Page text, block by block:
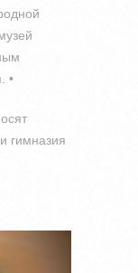
•
гимназия